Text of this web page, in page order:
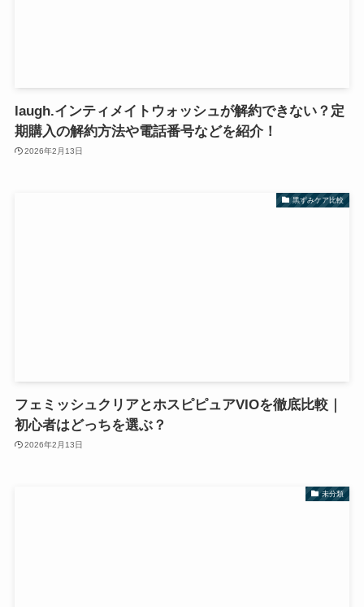
laugh.インティメイトウォッシュが解約できない？定
期購入の解約方法や電話番号などを紹介！
2026年2月13日
黒ずみケア比較
フェミッシュクリアとホスピピュアVIOを徹底比較｜
初心者はどっちを選ぶ？
2026年2月13日
未分類